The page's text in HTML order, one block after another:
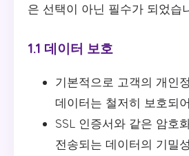
은 선택이 아닌 필수가 되었습
1.1 데이터 보호
기본적으로 고객의 개인
데이터는 철저히 보호되
SSL 인증서와 같은 암호
전송되는 데이터의 기밀